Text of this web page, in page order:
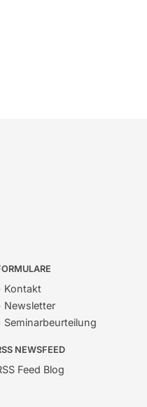
Kontakt
Newsletter
Seminarbeurteilung
NEWSFEED
Feed Blog